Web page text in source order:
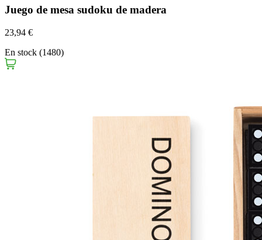
Juego de mesa sudoku de madera
23,94 €
En stock (1480)